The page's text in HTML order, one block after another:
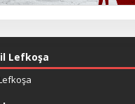
Lefkoşa